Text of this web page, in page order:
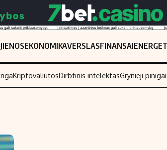
EKONOMIKAVERSLASFINANSAI
KriptovaliutosDirbtinis intelektasGrynieji pinigai